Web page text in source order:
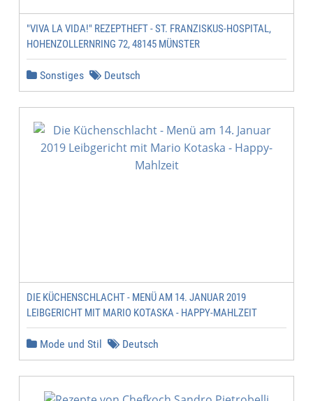
"VIVA LA VIDA!" REZEPTHEFT - ST. FRANZISKUS-HOSPITAL,
HOHENZOLLERNRING 72, 48145 MÜNSTER
Sonstiges Deutsch
DIE KÜCHENSCHLACHT - MENÜ AM 14. JANUAR 2019
LEIBGERICHT MIT MARIO KOTASKA - HAPPY-MAHLZEIT
Mode und Stil Deutsch